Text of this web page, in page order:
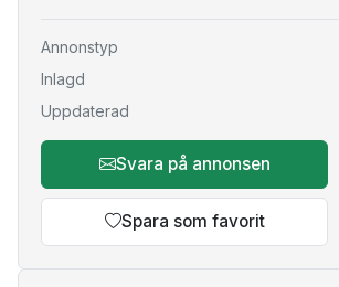
Annonstyp
Inlagd
Uppdaterad
Svara på annonsen
Spara som favorit